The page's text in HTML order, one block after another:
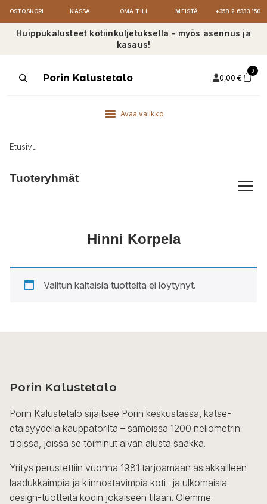
OSTOSKORI KASSA OMA TILI MEISTÄ +358 2 6333 150
Huippukalusteet kotiinkuljetuksella - myös asennus ja
kasaus!
ProductsPorin Kalustetalo 0,00 €
0
Avaa valikko
Etusivu
Tuoteryhmät
Hinni Korpela
Valitun kaltaisia tuotteita ei löytynyt.
Porin Kalustetalo
Porin Kalustetalo sijaitsee Porin keskustassa, katse-
etäisyydellä kauppatorilta – samoissa 1200 neliömetrin
tiloissa, joissa se toiminut aivan alusta saakka.
Yritys perustettiin vuonna 1981 tarjoamaan asiakkailleen
laadukkaimpia ja kiinnostavimpia koti- ja ulkomaisia
design-tuotteita kodin jokaiseen tilaan. Olemme